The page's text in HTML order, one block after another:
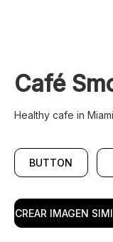
Café
Healthy cafe in
BUTTON
CREAR IMAGEN